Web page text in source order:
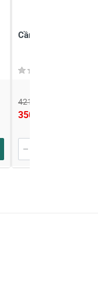
Cần siết tự động 3/
421,000 đ
350,000 đ